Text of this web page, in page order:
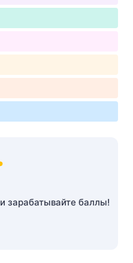
зарабатывайте баллы!